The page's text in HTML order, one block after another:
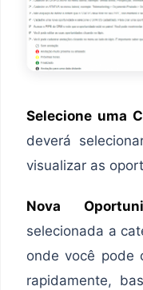
Selecione uma
deverá
visualizar as
Nova
selecionada a
onde você pode
rapidamente,